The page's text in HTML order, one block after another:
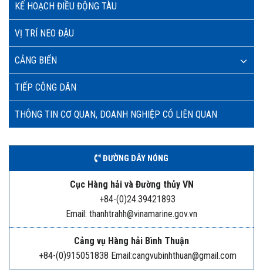
KẾ HOẠCH ĐIỀU ĐỘNG TÀU
VỊ TRÍ NEO ĐẬU
CẢNG BIỂN
TIẾP CÔNG DÂN
THÔNG TIN CƠ QUAN, DOANH NGHIỆP CÓ LIÊN QUAN
ĐƯỜNG DÂY NÓNG
Cục Hàng hải và Đường thủy VN
+84-(0)24.39421893
Email: thanhtrahh@vinamarine.gov.vn
Cảng vụ Hàng hải Bình Thuận
+84-(0)915051838 Email:cangvubinhthuan@gmail.com